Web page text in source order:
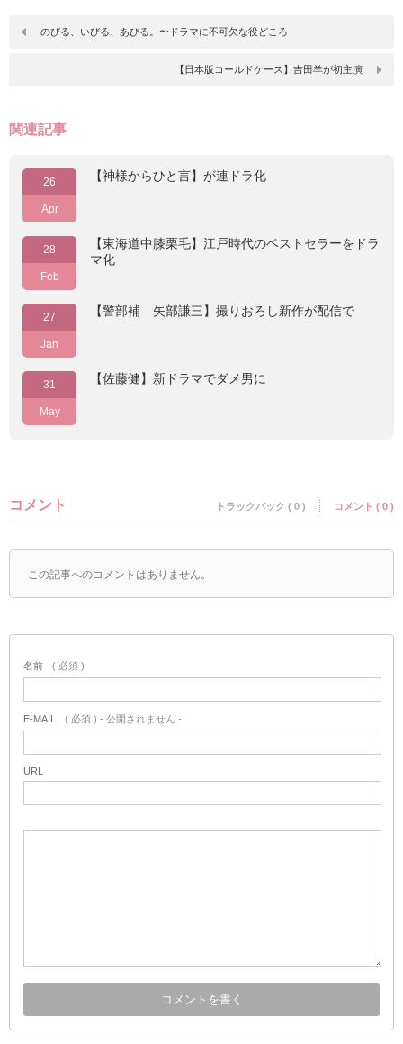
のびる、いびる、あびる。〜ドラマに不可欠な役どころ
【日本版コールドケース】吉田羊が初主演
関連記事
26
Apr
【神様からひと言】が連ドラ化
28
Feb
【東海道中膝栗毛】江戸時代のベストセラーをドラ
マ化
27
Jan
【警部補 矢部謙三】撮りおろし新作が配信で
31
May
【佐藤健】新ドラマでダメ男に
コメント トラックバック ( 0 ) コメント ( 0 )
この記事へのコメントはありません。
名前 ( 必須 )
E-MAIL ( 必須 ) - 公開されません -
URL